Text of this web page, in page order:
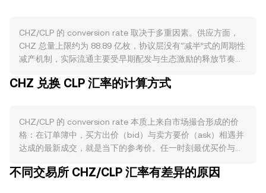
CHZ/CLP 的 conversion rate 取决于多重因素。供应方面，
CHZ 总量上限约为 88.89 亿枚，协议层没有“减半”式的周期性
减产机制，实际流通主要受早期配发与生态激励的释放节奏、
链上协议提高质押、锁仓激励时，可在短期内减少可交易的
作落地、粉丝代币发行与交易热度、在 Chiliz Chain 上以 CHZ
支付手续费或参与治理的使用场景扩展，都会左右对 CHZ 的
实际使用需求。宏观层面，CHZ 与比特币的联动性在弱平衡市
强弱、当地利率与风险偏好变化，会影响以 CLP 计价的购买力
CHZ 兑换 CLP 汇率的计算方式
CHZ/CLP 的 conversion rate 本质上来自市场撮合形成的价
格：在订单簿中，买方出价（bid）与卖方要价（ask）相遇并
达成的最新成交，就是当下的参考价。任一时刻最优买价与最
中间价，用于观察报价区间。若参考多个平台，数据聚合商会
不同交易所 CHZ/CLP 汇率有差异的原因